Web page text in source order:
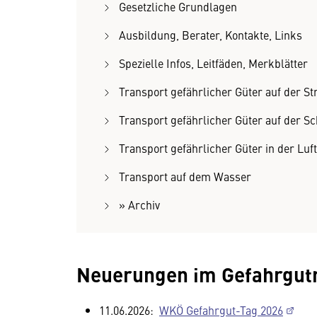
Gesetzliche Grundlagen
Ausbildung, Berater, Kontakte, Links
Spezielle Infos, Leitfäden, Merkblätter
Transport gefährlicher Güter auf der
Transport gefährlicher Güter auf der
Transport gefährlicher Güter in der Luft
Transport auf dem Wasser
» Archiv
Neuerungen im
11.06.2026: WKÖ Gefahrgut-Tag 2026